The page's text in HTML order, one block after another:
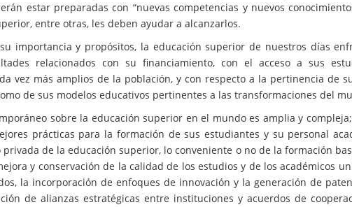
estar preparadas con “nuevas competencias y nuevos
entre otras, les deben ayudar a alcanzarlos.
importancia y propósitos, la educación superior de nuestros días
relacionados con su financiamiento, con el acceso a sus
vez más amplios de la población, y con respecto a la pertinencia de
de sus modelos educativos pertinentes a las transformaciones del
sobre la educación superior en el mundo es amplia y
prácticas para la formación de sus estudiantes y su personal
de la educación superior, lo conveniente o no de la formación
y conservación de la calidad de los estudios y de los académicos
la incorporación de enfoques de innovación y la generación de
de alianzas estratégicas entre instituciones y acuerdos de